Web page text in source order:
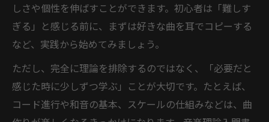
しさや個性を伸ばすことができます。初心者は「難しす
ぎる」と感じる前に、まずは好きな曲を耳でコピーする
など、実践から始めてみましょう。
ただし、完全に理論を排除するのではなく、「必要だと
感じた時に少しずつ学ぶ」ことが大切です。たとえば、
コード進行や和音の基本、スケールの仕組みなどは、曲